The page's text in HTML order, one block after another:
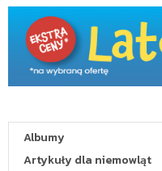
Albumy
Artykuły dla niemowląt